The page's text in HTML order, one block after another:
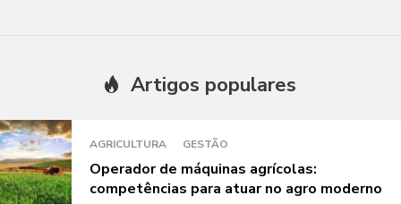
Artigos populares
AGRICULTURA GESTÃO
Operador de máquinas agrícolas:
competências para atuar no agro moderno